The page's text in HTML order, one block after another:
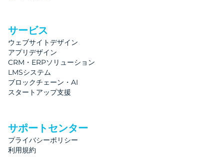
サービス
ウェブサイトデザイン
アプリデザイン
CRM・ERPソリューション
LMSシステム
ブロックチェーン・AI
スタートアップ支援
サポートセンター
プライバシーポリシー
利用規約